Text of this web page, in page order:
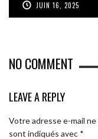
JUIN 16, 2025
NO COMMENT
LEAVE A REPLY
Votre adresse e-mail
sont indiqués avec *